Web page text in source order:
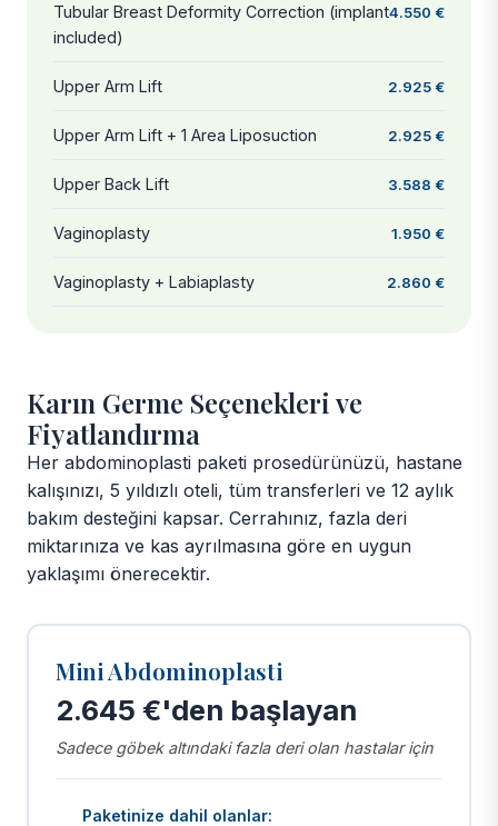
Tubular Breast Deformity Correction (implant
included)
4.550 €
Upper Arm Lift 2.925 €
Upper Arm Lift + 1 Area Liposuction 2.925 €
Upper Back Lift 3.588 €
Vaginoplasty 1.950 €
Vaginoplasty + Labiaplasty 2.860 €
Karın Germe Seçenekleri ve
Fiyatlandırma
Her abdominoplasti paketi prosedürünüzü, hastane
kalışınızı, 5 yıldızlı oteli, tüm transferleri ve 12 aylık
bakım desteğini kapsar. Cerrahınız, fazla deri
miktarınıza ve kas ayrılmasına göre en uygun
yaklaşımı önerecektir.
Mini Abdominoplasti
2.645 €'den başlayan
Sadece göbek altındaki fazla deri olan hastalar için
Paketinize dahil olanlar: